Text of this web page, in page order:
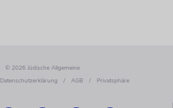
© 2026 Jüdische Allgemeine
Datenschutzerklärung / AGB / Privatsphäre